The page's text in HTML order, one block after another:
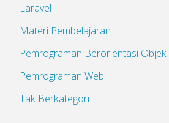
Laravel
Materi Pembelajaran
Pemrograman Berorientasi Objek
Pemrograman Web
Tak Berkategori